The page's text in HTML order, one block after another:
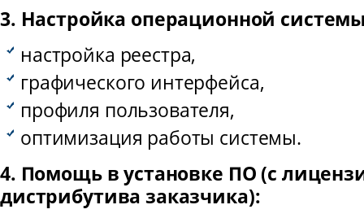
3. Настройка операционной
настройка реестра,
графического интерфейса,
профиля пользователя,
оптимизация работы системы.
4. Помощь в установке ПО (с
дистрибутива заказчика):